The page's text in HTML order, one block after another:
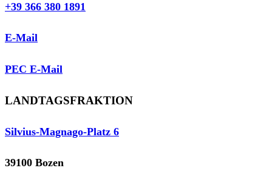
+39 366 380 1891
E-Mail
PEC E-Mail
LANDTAGSFRAKTION
Silvius-Magnago-Platz 6
39100 Bozen